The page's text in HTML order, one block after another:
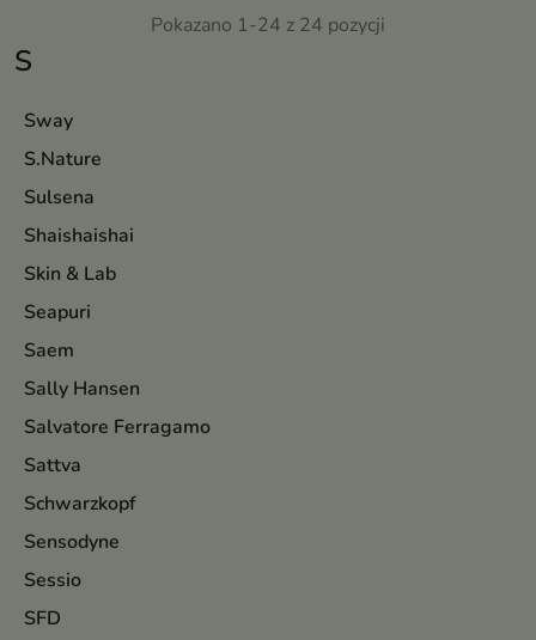
S
Sway
S.Nature
Sulsena
Shaishaishai
Skin & Lab
Seapuri
Saem
Sally Hansen
Salvatore Ferragamo
Sattva
Schwarzkopf
Sensodyne
Sessio
SFD
Pokazano 1-24 z 24 pozycji